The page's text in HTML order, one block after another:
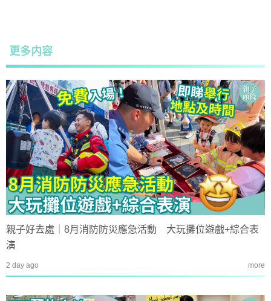
更多内容
親子好去處｜8月消防防災應急活動 大玩攤位遊戲+綜合表
演
2 day ago more